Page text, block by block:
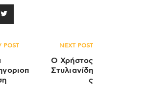
POST NEXT POST
Ο Χρήστος
Στυλιανίδη
ς